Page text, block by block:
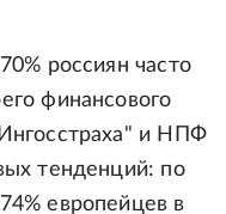
россиян часто
финансового
и НПФ
тенденций: по
европейцев в